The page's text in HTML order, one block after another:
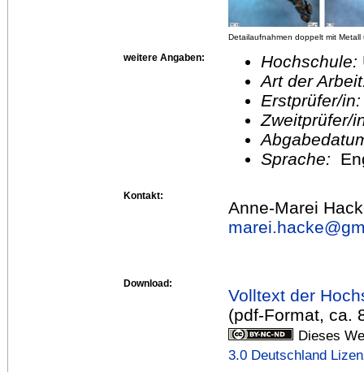
Detailaufnahmen doppelt mit Metall
weitere Angaben: Hochschule:
Art der
Erstprüfer/
Sprache:
Kontakt:
Anne-Marei
marei.hacke@
Download:
Volltext der
(pdf-Format, ca.
Dieses
3.0 Deutschland